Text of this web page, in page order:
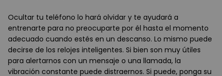
Ocultar tu teléfono lo hará olvidar y te ayudará a
entrenarte para no preocuparte por él hasta el momento
adecuado cuando estés en un descanso. Lo mismo puede
decirse de los relojes inteligentes. Si bien son muy útiles
para alertarnos con un mensaje o una llamada, la
vibración constante puede distraernos. Si puede, ponga su